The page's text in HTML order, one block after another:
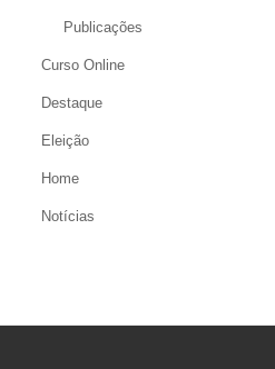
Publicações
Curso Online
Destaque
Eleição
Home
Notícias